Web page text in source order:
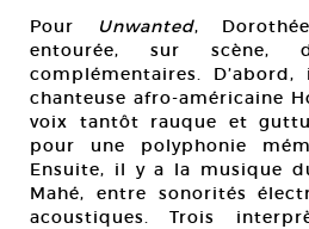
Pour Unwanted,
entourée, sur scène,
complémentaires.
chanteuse afro-américaine
voix tantôt rauque et
pour une polyphonie
Ensuite, il y a la musique
Mahé, entre sonorités
acoustiques. Trois